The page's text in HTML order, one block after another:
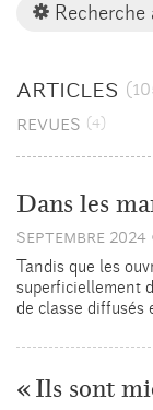
Recherche
articles
revues (4)
Dans les
septembre 2024
Tandis que les
superficiellement
de classe
«Ils sont